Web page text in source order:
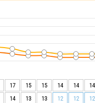
17 15 15 14 14
14
14 13 13 12 12
12